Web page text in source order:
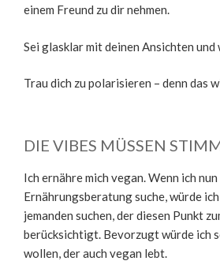
einem Freund zu dir nehmen.
Sei glasklar mit deinen Ansichten
Trau dich zu polarisieren – denn das
DIE VIBES MÜSSEN
Ich ernähre mich vegan. Wenn ich
Ernährungsberatung suche, würde
jemanden suchen, der diesen Punkt
berücksichtigt. Bevorzugt würde ich
wollen, der auch vegan lebt.